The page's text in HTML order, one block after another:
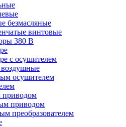
безмасляные
винтовые
380 В
с осушителем
осушителем
приводом
преобразователем